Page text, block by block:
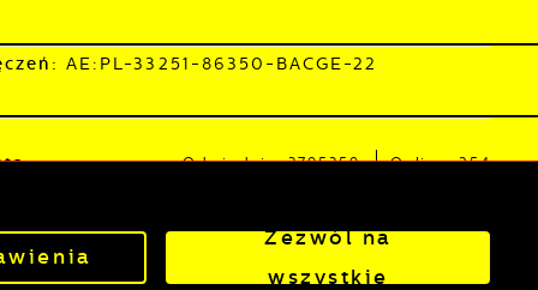
AE:PL-33251-86350-BACGE-22
Odwiedzin: 3795359 Online: 254
Powered by
Zezwól na
wszystkie